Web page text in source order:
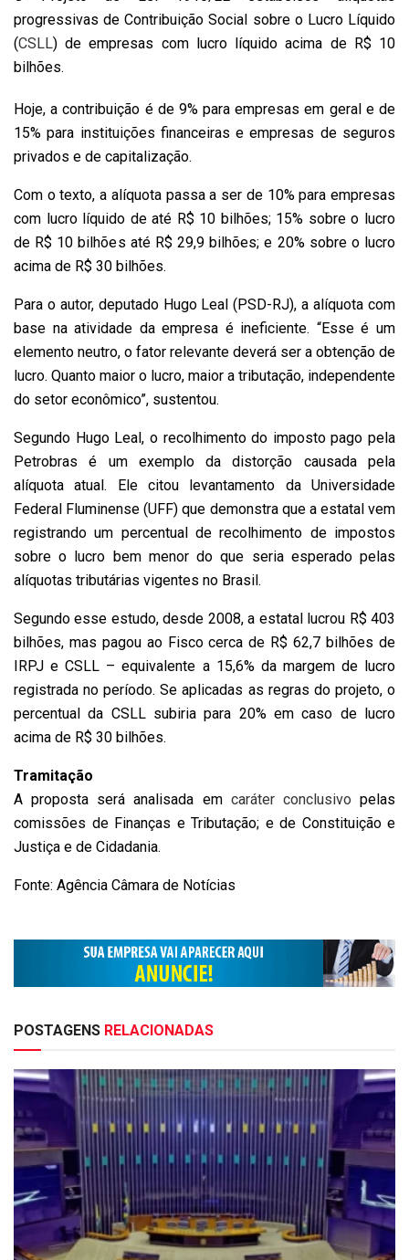
progressivas de Contribuição Social sobre o Lucro Líquido
(CSLL) de empresas com lucro líquido acima de R$ 10
bilhões.
Hoje, a contribuição é de 9% para empresas em geral e de
15% para instituições financeiras e empresas de seguros
privados e de capitalização.
Com o texto, a alíquota passa a ser de 10% para empresas
com lucro líquido de até R$ 10 bilhões; 15% sobre o lucro
de R$ 10 bilhões até R$ 29,9 bilhões; e 20% sobre o lucro
acima de R$ 30 bilhões.
Para o autor, deputado Hugo Leal (PSD-RJ), a alíquota com
base na atividade da empresa é ineficiente. “Esse é um
elemento neutro, o fator relevante deverá ser a obtenção de
lucro. Quanto maior o lucro, maior a tributação, independente
do setor econômico”, sustentou.
Segundo Hugo Leal, o recolhimento do imposto pago pela
Petrobras é um exemplo da distorção causada pela
alíquota atual. Ele citou levantamento da Universidade
Federal Fluminense (UFF) que demonstra que a estatal vem
registrando um percentual de recolhimento de impostos
sobre o lucro bem menor do que seria esperado pelas
alíquotas tributárias vigentes no Brasil.
Segundo esse estudo, desde 2008, a estatal lucrou R$ 403
bilhões, mas pagou ao Fisco cerca de R$ 62,7 bilhões de
IRPJ e CSLL – equivalente a 15,6% da margem de lucro
registrada no período. Se aplicadas as regras do projeto, o
percentual da CSLL subiria para 20% em caso de lucro
acima de R$ 30 bilhões.
Tramitação
A proposta será analisada em caráter conclusivo pelas
comissões de Finanças e Tributação; e de Constituição e
Justiça e de Cidadania.
Fonte: Agência Câmara de Notícias
POSTAGENS RELACIONADAS